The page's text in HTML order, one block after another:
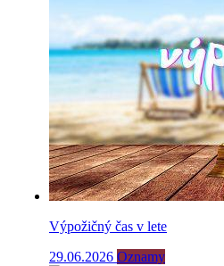
Výpožičný čas v lete
29.06.2026 Oznamy